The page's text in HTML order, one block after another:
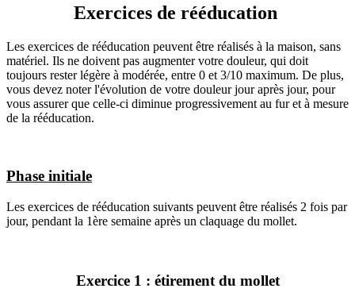
Exercices de rééducation
Les exercices de rééducation peuvent être réalisés à la maison, sans
matériel. Ils ne doivent pas augmenter votre douleur, qui doit
toujours rester légère à modérée, entre 0 et 3/10 maximum. De plus,
vous devez noter l'évolution de votre douleur jour après jour, pour
vous assurer que celle-ci diminue progressivement au fur et à mesure
de la rééducation.
Phase initiale
Les exercices de rééducation suivants peuvent être réalisés 2 fois par
jour, pendant la 1ère semaine après un claquage du mollet.
Exercice 1 : étirement du mollet